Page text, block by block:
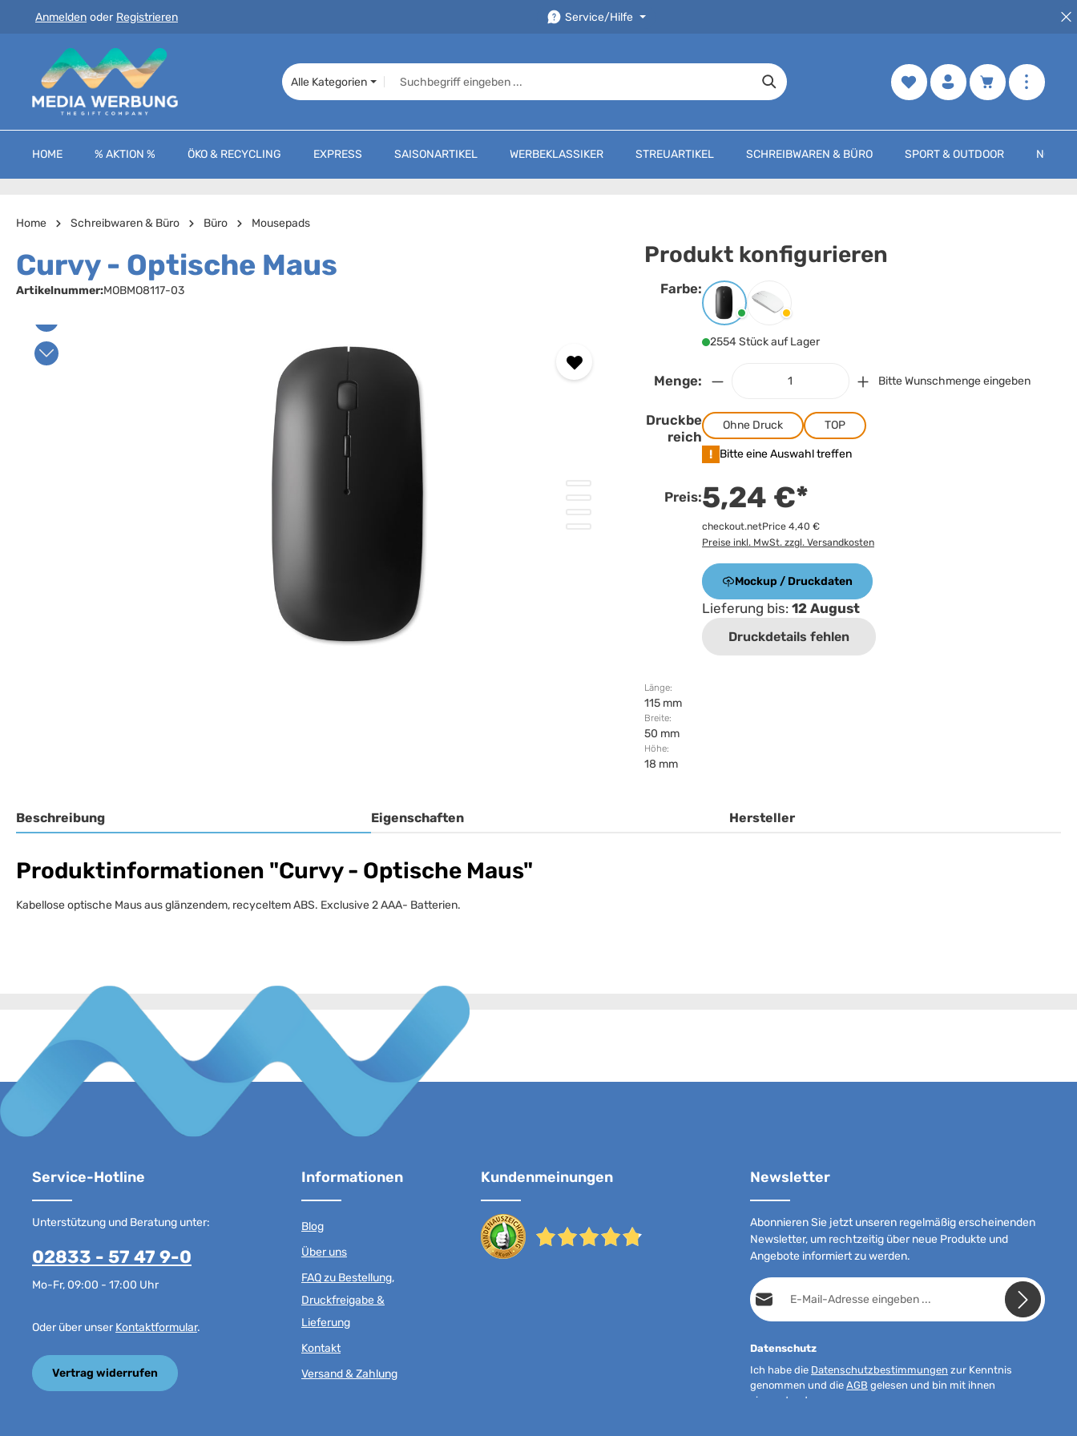
Hauptinhalt springen
Zur Suche springen
Zur Hauptnavigation springen
Anmelden oder Registrieren Service/Hilfe
Alle Kategorien
Merkzettel Warenkorb
HOME % AKTION % ÖKO & RECYCLING EXPRESS SAISONARTIKEL WERBEKLASSIKER STREUARTIKEL SCHREIBWAREN & BÜRO SPORT & OUTDOOR NOCH
Home Schreibwaren & Büro Büro Mousepads
Curvy - Optische Maus
Artikelnummer:MOBMO8117-03
Bildergalerie überspringen
Produkt konfigurieren
Farbe:Farbe auswählen
SchwarzWeiss
2554 Stück auf Lager
Menge: Bitte Wunschmenge eingeben
Druckbe
reich
Ohne Druck TOP
! Bitte eine Auswahl treffen
Preis:5,24 €*
checkout.netPrice 4,40 €
Preise inkl. MwSt. zzgl. Versandkosten
Mockup / Druckdaten
Lieferung bis: 12 August
Druckdetails fehlen
Länge:
115 mm
Breite:
50 mm
Höhe:
18 mm
Beschreibung Eigenschaften Hersteller
Produktinformationen "Curvy - Optische Maus"
Kabellose optische Maus aus glänzendem, recyceltem ABS. Exclusive 2 AAA- Batterien.
Service-Hotline
Unterstützung und Beratung unter:
02833 - 57 47 9-0
Mo-Fr, 09:00 - 17:00 Uhr
Oder über unserKontaktformular.
Vertrag widerrufen
Informationen
Blog
Über uns
FAQ zu Bestellung,
Druckfreigabe &
Lieferung
Kontakt
Versand & Zahlung
Kundenmeinungen Newsletter
Abonnieren Sie jetzt unseren regelmäßig erscheinenden
Newsletter, um rechtzeitig über neue Produkte und
Angebote informiert zu werden.
E-Mail-Adresse*
Datenschutz
Ich habe die Datenschutzbestimmungen zur Kenntnis
genommen und die AGB gelesen und bin mit ihnen
einverstanden.